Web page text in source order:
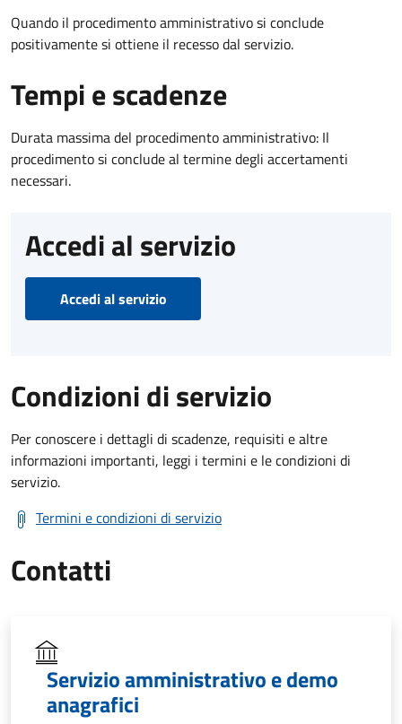
Quando il procedimento amministrativo si conclude
positivamente si ottiene il recesso dal servizio.
Tempi e scadenze
Durata massima del procedimento amministrativo: Il
procedimento si conclude al termine degli accertamenti
necessari.
Accedi al servizio
Accedi al servizio
Condizioni di servizio
Per conoscere i dettagli di scadenze, requisiti e altre
informazioni importanti, leggi i termini e le condizioni di
servizio.
Termini e condizioni di servizio
Contatti
Servizio amministrativo e demo
anagrafici